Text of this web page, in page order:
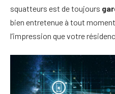
squatteurs est de toujours
bien entretenue à tout
l’impression que votre